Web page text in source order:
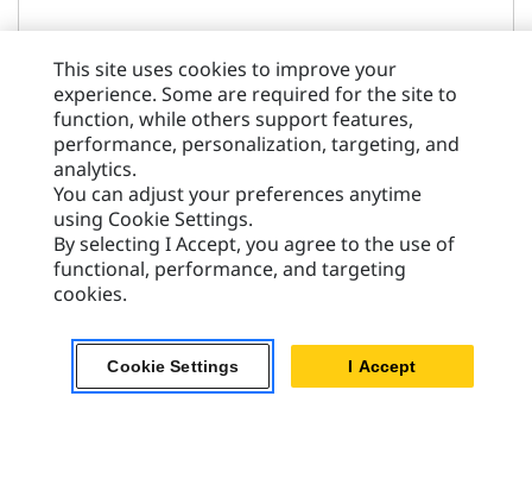
Złącze osprzętu 982 Fusion
Masa
Wyświetl Szczegóły
This site uses cookies to improve your
experience. Some are required for the site to
function, while others support features,
performance, personalization, targeting, and
analytics.
You can adjust your preferences anytime
using Cookie Settings.
By selecting I Accept, you agree to the use of
functional, performance, and targeting
cookies.
Cookie Settings I Accept